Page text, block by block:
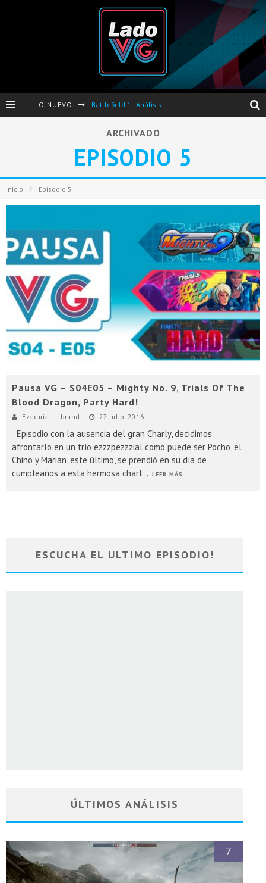
LO NUEVO Battlefield 1 - Análisis
Pro Evolution Soccer 2017 - Análisis
Pausa VG - S04E06 - Nintendo Switch - FIFA/PES - DS III Ashes of Ariandel - Red Dead Redemption 2
Opinión sobre The Last of Us y Left Behind
Presentación oficial de Gears Of War 4 en Argentina
Presentacion Watch Dogs 2 en Argentina
ARCHIVADO
EPISODIO 5
Inicio Episodio 5
Pausa VG – S04E05 – Mighty No. 9, Trials Of The
Blood Dragon, Party Hard!
Ezequiel Librandi 27 julio, 2016
Episodio con la ausencia del gran Charly, decidimos
afrontarlo en un trío ezzzpezzzial como puede ser Pocho, el
Chino y Marian, este último, se prendió en su día de
cumpleaños a esta hermosa charl... LEER MÁS...
ESCUCHA EL ULTIMO EPISODIO!
ÚLTIMOS ANÁLISIS
7